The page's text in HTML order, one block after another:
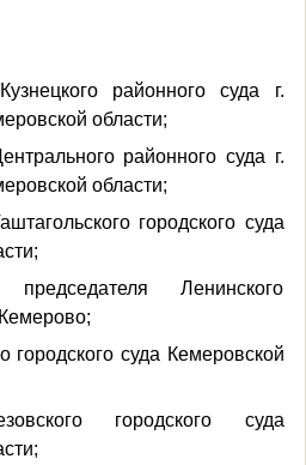
районного суда г.
области;
районного суда г.
области;
городского суда
Ленинского
городского суда Кемеровской
городского суда